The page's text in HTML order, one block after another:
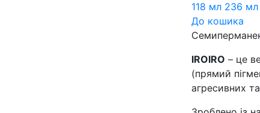
118 мл 236 мл
До кошика
IROIRO – це
(прямий
агресивних та